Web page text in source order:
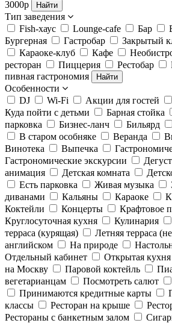
3000р
Найти
Тип заведения
Fish-хаус
Lounge-cafe Бар
Бургерная
Гастробар Закрытый
Караоке-клуб
Кафе
ресторан
Пиццерия Рестобар
пивная гастрономия
Найти
Особенности
DJ
Wi-Fi Акции для гостей
Куда пойти с детьми
Барная стойка
парковка
Бизнес-ланч Бильярд
В старом особняке
Веранда
Винотека
Выпечка
Гастрономические экскурсии
анимация
Детская комната
Есть парковка
Живая музыка
диванами
Кальяны Караоке
Коктейли
Концерты
Крафтовое
Круглосуточная кухня
Кулинария
терраса (курящая)
Летняя терраса
английском
На природе
Отдельный кабинет
Открытая кухня
на Москву
Паровой коктейль
вегетарианцам
Посмотреть салют
Принимаются кредитные карты
классы
Ресторан на крыше
Рестораны с банкетным залом